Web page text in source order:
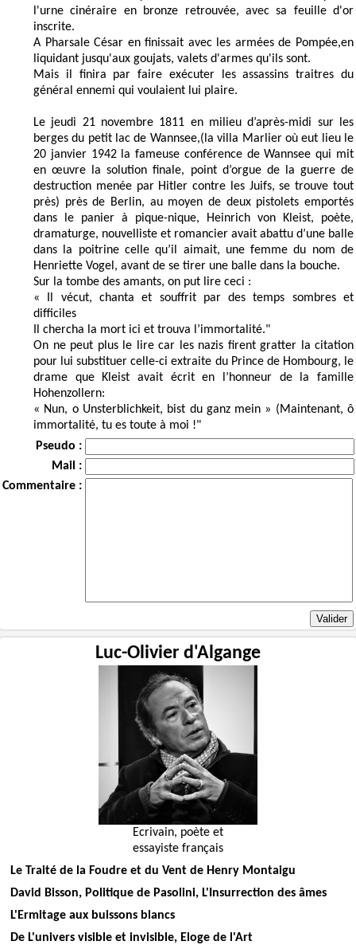
l'urne cinéraire en bronze retrouvée, avec sa feuille d'or
inscrite.
A Pharsale César en finissait avec les armées de Pompée,en
liquidant jusqu'aux goujats, valets d'armes qu'ils sont.
Mais il finira par faire exécuter les assassins traitres du
général ennemi qui voulaient lui plaire.
Le jeudi 21 novembre 1811 en milieu d’après-midi sur les
berges du petit lac de Wannsee,(la villa Marlier où eut lieu le
20 janvier 1942 la fameuse conférence de Wannsee qui mit
en œuvre la solution finale, point d’orgue de la guerre de
destruction menée par Hitler contre les Juifs, se trouve tout
près) près de Berlin, au moyen de deux pistolets emportés
dans le panier à pique-nique, Heinrich von Kleist, poète,
dramaturge, nouvelliste et romancier avait abattu d’une balle
dans la poitrine celle qu’il aimait, une femme du nom de
Henriette Vogel, avant de se tirer une balle dans la bouche.
Sur la tombe des amants, on put lire ceci :
« Il vécut, chanta et souffrit par des temps sombres et
difficiles
Il chercha la mort ici et trouva l’immortalité."
On ne peut plus le lire car les nazis firent gratter la citation
pour lui substituer celle-ci extraite du Prince de Hombourg, le
drame que Kleist avait écrit en l’honneur de la famille
Hohenzollern:
« Nun, o Unsterblichkeit, bist du ganz mein » (Maintenant, ô
immortalité, tu es toute à moi !"
Pseudo :
Mail :
Commentaire :
Luc-Olivier d'Algange
Ecrivain, poète et
essayiste français
Le Traité de la Foudre et du Vent de Henry Montaigu
David Bisson, Politique de Pasolini, L'Insurrection des âmes
L'Ermitage aux buissons blancs
De L'univers visible et invisible, Eloge de l'Art